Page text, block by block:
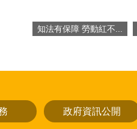
知法有保障 勞動紅不...
政府資訊公開